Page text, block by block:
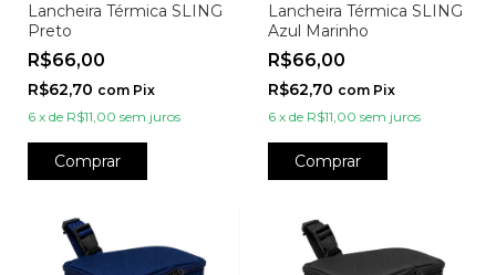
Lancheira Térmica SLING
Preto
R$66,00
R$62,70 com Pix
6 x de R$11,00 sem juros
Comprar
Lancheira Térmica SLING
Azul Marinho
R$66,00
R$62,70 com Pix
6 x de R$11,00 sem juros
Comprar